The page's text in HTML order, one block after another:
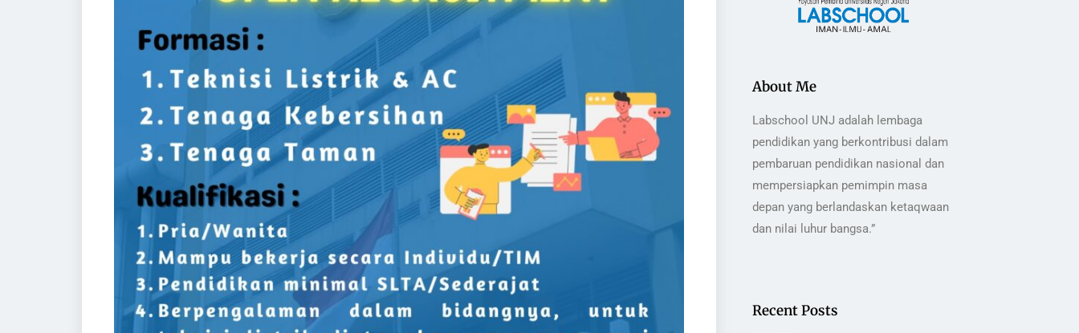
About Me
Labschool UNJ adalah lembaga
pendidikan yang berkontribusi dalam
pembaruan pendidikan nasional dan
mempersiapkan pemimpin masa
depan yang berlandaskan ketaqwaan
dan nilai luhur bangsa.”
Recent Posts